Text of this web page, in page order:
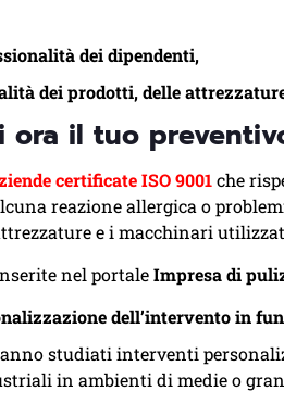
dei dipendenti,
dei prodotti, delle
ora il tuo
certificate ISO 9001che
reazione allergica o
e i macchinari
nel portaleImpresa di
dell’intervento in
studiati interventi
in ambienti di medie o